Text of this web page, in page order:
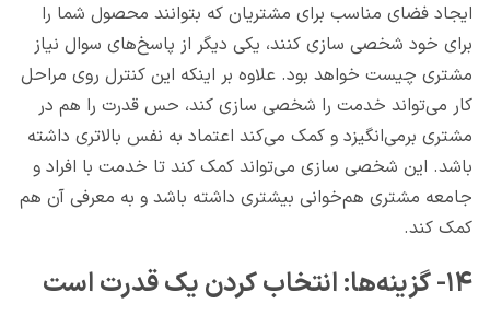
ایجاد فضای مناسب برای مشتریان که بتوانند محصول شما را
برای خود شخصی سازی کنند، یکی دیگر از پاسخ‌های سوال نیاز
مشتری چیست خواهد بود. علاوه بر اینکه این کنترل روی مراحل
کار می‌تواند خدمت را شخصی سازی کند، حس قدرت را هم در
مشتری برمی‌انگیزد و کمک می‌کند اعتماد به نفس بالاتری داشته
باشد. این شخصی سازی می‌تواند کمک کند تا خدمت با افراد و
جامعه مشتری هم‌خوانی بیشتری داشته باشد و به معرفی آن هم
کمک کند.
۱۴- گزینه‌ها: انتخاب کردن یک قدرت است